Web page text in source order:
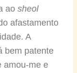
ao sheol
afastamento
A
bem patente
amou-me e